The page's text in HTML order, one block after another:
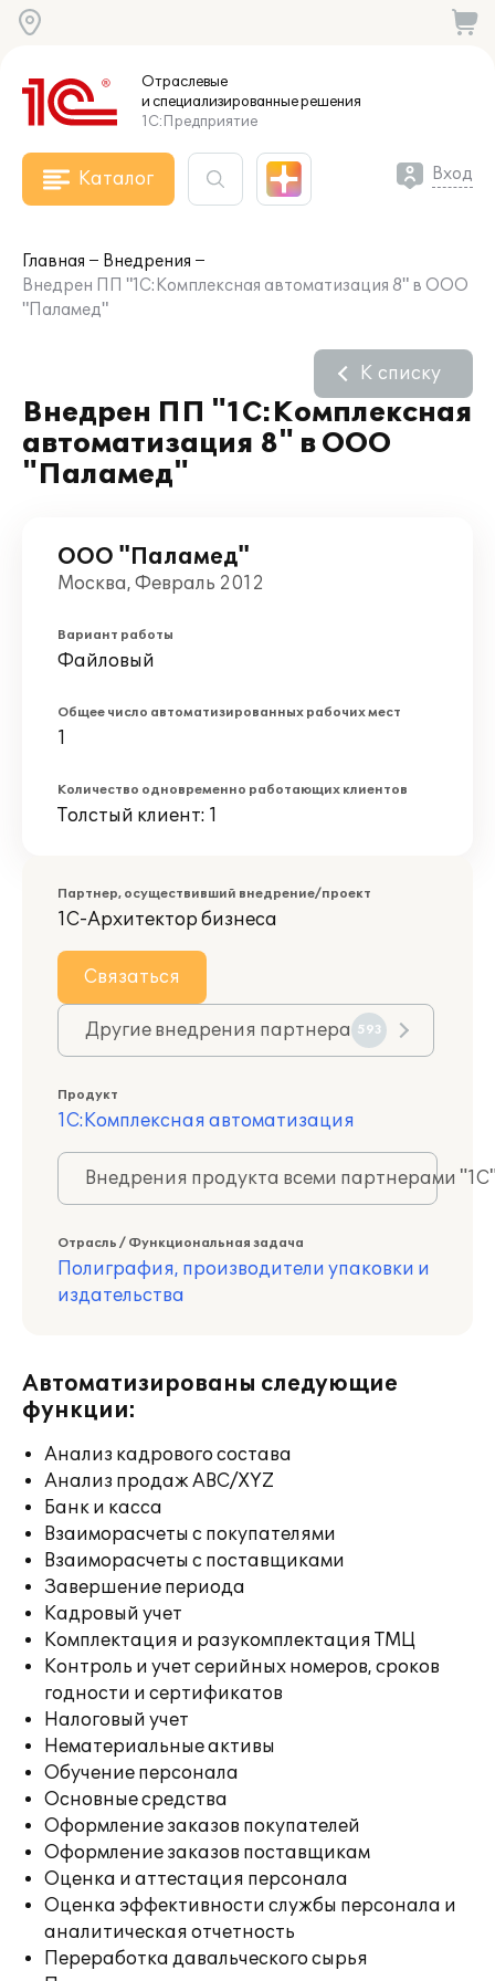
Отраслевые
и специализированныерешения
1С:Предприятие
Каталог Вход
Главная
Внедрения
Внедрен ПП "1С:Комплексная автоматизация 8" в ООО
"Паламед"
Внедрен ПП "1С:Комплексная
автоматизация 8" в ООО
"Паламед"
К списку
ООО "Паламед"
Москва, Февраль 2012
Вариант работы
Файловый
Общее число автоматизированных рабочих мест
1
Количество одновременно работающих клиентов
Толстый клиент: 1
Партнер, осуществивший внедрение/проект
1С-Архитектор бизнеса
Связаться
Другие внедрения партнера 593
Продукт
1С:Комплексная автоматизация
Внедрения продукта всеми партнерами
Отрасль / Функциональная задача
Полиграфия, производители упаковки и
издательства
Автоматизированы следующие
функции:
Анализ кадрового состава
Анализ продаж ABC/XYZ
Банк и касса
Взаиморасчеты с покупателями
Взаиморасчеты с поставщиками
Завершение периода
Кадровый учет
Комплектация и разукомплектация ТМЦ
Контроль и учет серийных номеров, сроков
годности и сертификатов
Налоговый учет
Нематериальные активы
Обучение персонала
Основные средства
Оформление заказов покупателей
Оформление заказов поставщикам
Оценка и аттестация персонала
Оценка эффективности службы персонала и
аналитическая отчетность
Переработка давальческого сырья